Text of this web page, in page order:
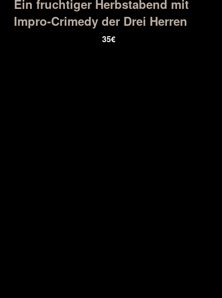
Ein fruchtiger Herbstabend mit
Impro-Crimedy der Drei Herren
35€